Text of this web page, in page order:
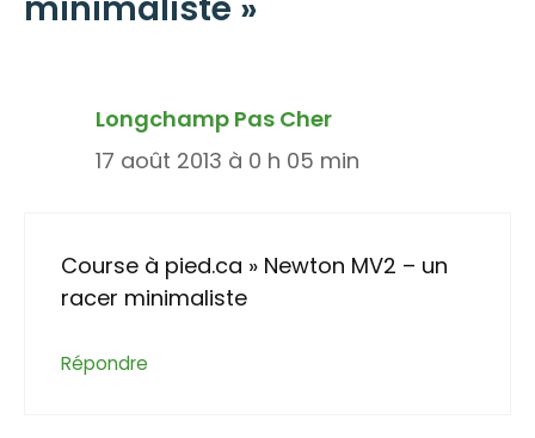
Longchamp Pas Cher
17 août 2013 à 0 h 05 min
Course à pied.ca » Newton MV2 – un
racer minimaliste
Répondre